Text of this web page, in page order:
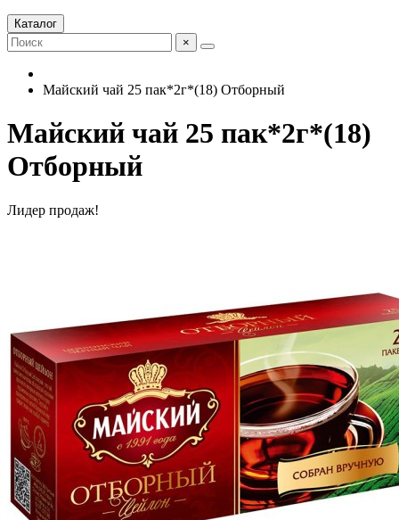
Каталог
×
Майский чай 25 пак*2г*(18) Отборный
Майский чай 25 пак*2г*(18)
Отборный
Лидер продаж!